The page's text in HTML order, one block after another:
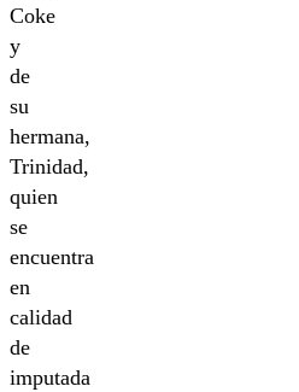
Coke
y
de
su
hermana,
Trinidad,
quien
se
encuentra
en
calidad
de
imputada